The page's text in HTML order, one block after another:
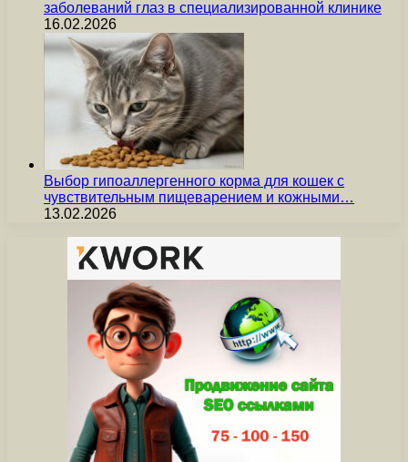
заболеваний глаз в специализированной клинике
16.02.2026
Выбор гипоаллергенного корма для кошек с
чувствительным пищеварением и кожными…
13.02.2026